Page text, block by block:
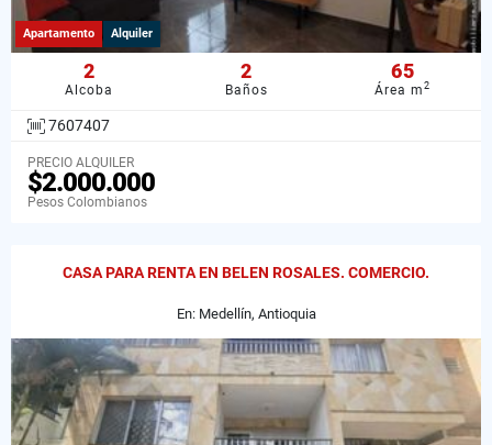
Apartamento Alquiler
2
Alcoba
2
Baños
65
Área m2
7607407
PRECIO ALQUILER
$2.000.000
Pesos Colombianos
CASA PARA RENTA EN BELEN ROSALES. COMERCIO.
En: Medellín, Antioquia